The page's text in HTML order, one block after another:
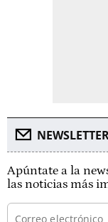
Apúntate a la
las noticias más